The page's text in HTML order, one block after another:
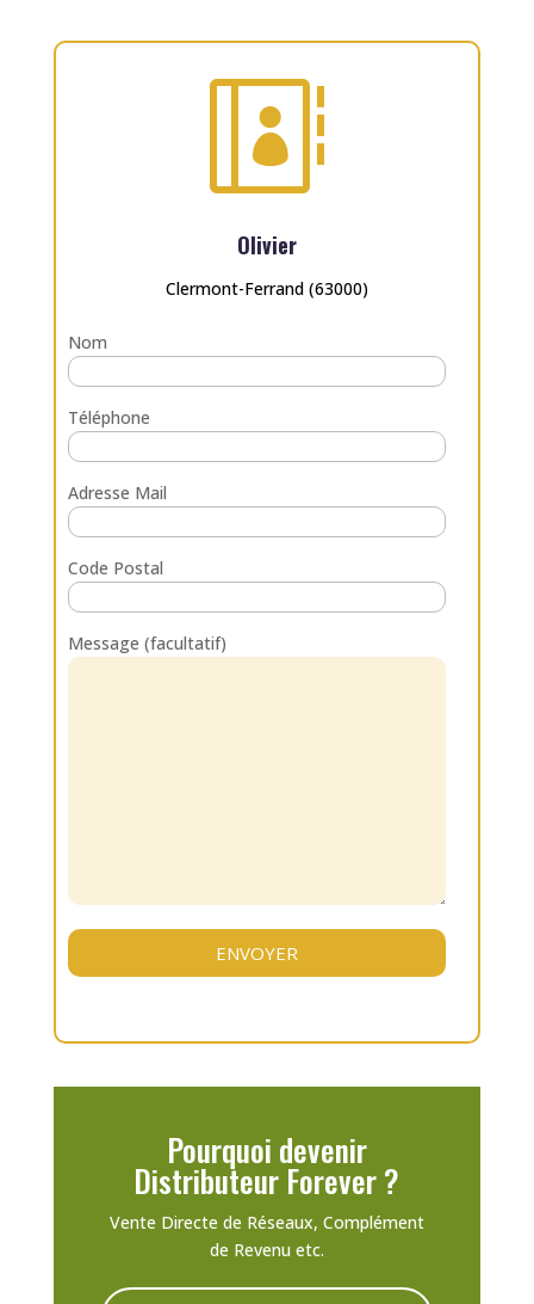

Olivier
Clermont-Ferrand (63000)
Nom
Téléphone
Adresse Mail
Code Postal
Message (facultatif)
Pourquoi devenir
Distributeur Forever ?
Vente Directe de Réseaux, Complément
de Revenu etc.